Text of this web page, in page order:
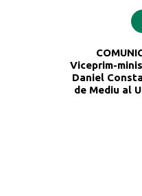
Viceprim-
Daniel
de Mediu al